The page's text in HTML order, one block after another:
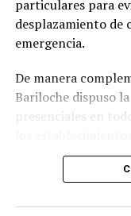
La especialista
específicos en su
Psyche y delimitar
superficie en
(UV).“Pudimos
cualquier
el asteroide, lo
viento solar golpee
particulares para
desplazamiento de
emergencia.
De manera
Bariloche dispuso
presenciales en
Emergencia
mantengan las